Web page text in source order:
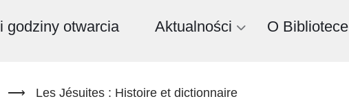
godziny otwarcia Aktualności O Bibliotece
⟶ Les Jésuites : Histoire et dictionnaire